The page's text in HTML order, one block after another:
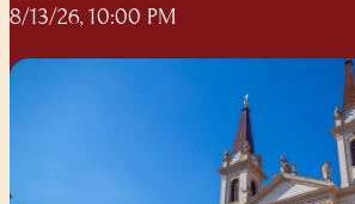
8/13/26, 10:00 PM